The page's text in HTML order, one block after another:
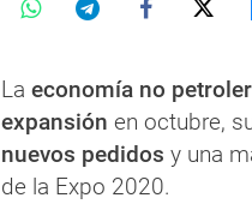
La economía no
expansión en octubre,
nuevos pedidos y una
de la Expo 2020.